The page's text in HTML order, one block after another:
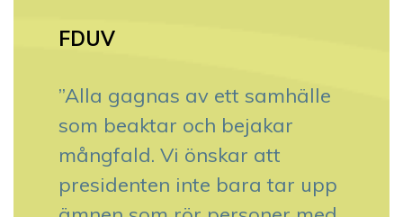
FDUV
”Alla gagnas av ett samhälle
som beaktar och bejakar
mångfald. Vi önskar att
presidenten inte bara tar upp